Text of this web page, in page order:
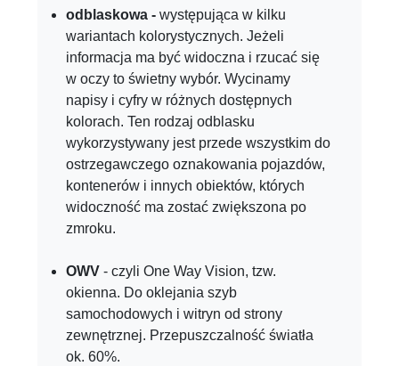
odblaskowa - występująca w kilku
wariantach kolorystycznych. Jeżeli
informacja ma być widoczna i rzucać się
w oczy to świetny wybór. Wycinamy
napisy i cyfry w różnych dostępnych
kolorach. Ten rodzaj odblasku
wykorzystywany jest przede wszystkim do
ostrzegawczego oznakowania pojazdów,
kontenerów i innych obiektów, których
widoczność ma zostać zwiększona po
zmroku.
OWV - czyli One Way Vision, tzw.
okienna. Do oklejania szyb
samochodowych i witryn od strony
zewnętrznej. Przepuszczalność światła
ok. 60%.